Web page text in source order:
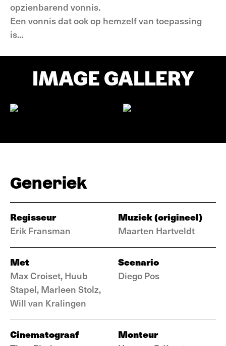
opzienbarend vonnis.
Een vonnis dat ook op hemzelf van toepassing
is...
IMAGE GALLERY
Generiek
Regisseur
Erik Fransman
Muziek (origineel)
Maarten Hartveldt
Met
Max Croiset, Huub
Stapel, Marleen Stolz,
Will van Kralingen
Scenario
Diego Pos
Cinematograaf Monteur